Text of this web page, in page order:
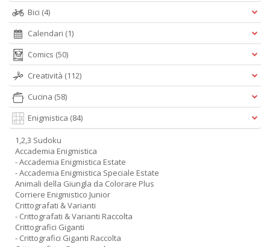
Bici (4)
Calendari (1)
Comics (50)
Creatività (112)
Cucina (58)
Enigmistica (84)
1,2,3 Sudoku
Accademia Enigmistica
- Accademia Enigmistica Estate
- Accademia Enigmistica Speciale Estate
Animali della Giungla da Colorare Plus
Corriere Enigmistico Junior
Crittografati & Varianti
- Crittografati & Varianti Raccolta
Crittografici Giganti
- Crittografici Giganti Raccolta